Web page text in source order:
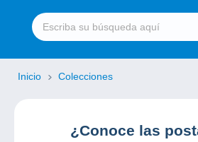
Inicio Colecciones
¿Conoce las